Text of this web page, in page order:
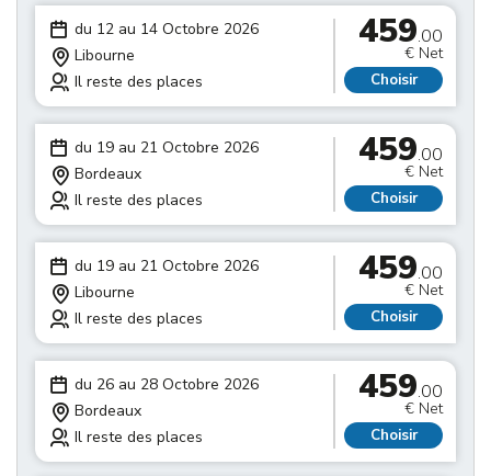
du 12 au 14 Octobre 2026
Libourne
Il reste des places
459.00
€ Net
Choisir
du 19 au 21 Octobre 2026
Bordeaux
Il reste des places
459.00
€ Net
Choisir
du 19 au 21 Octobre 2026
Libourne
Il reste des places
459.00
€ Net
Choisir
du 26 au 28 Octobre 2026
Bordeaux
Il reste des places
459.00
€ Net
Choisir